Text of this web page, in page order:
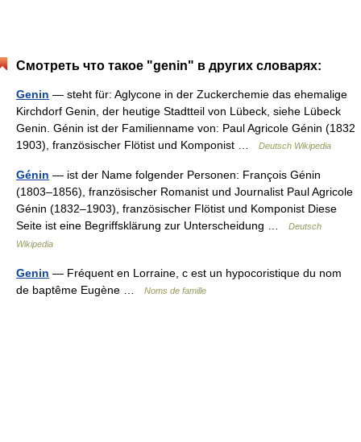
Смотреть что такое "genin" в других словарях:
Genin — steht für: Aglycone in der Zuckerchemie das ehemalige
Kirchdorf Genin, der heutige Stadtteil von Lübeck, siehe Lübeck
Genin. Génin ist der Familienname von: Paul Agricole Génin (1832
1903), französischer Flötist und Komponist …
Deutsch Wikipedia
Génin — ist der Name folgender Personen: François Génin
(1803–1856), französischer Romanist und Journalist Paul Agricole
Génin (1832–1903), französischer Flötist und Komponist Diese
Seite ist eine Begriffsklärung zur Unterscheidung …
Deutsch
Wikipedia
Genin — Fréquent en Lorraine, c est un hypocoristique du nom
de baptême Eugène …
Noms de famille